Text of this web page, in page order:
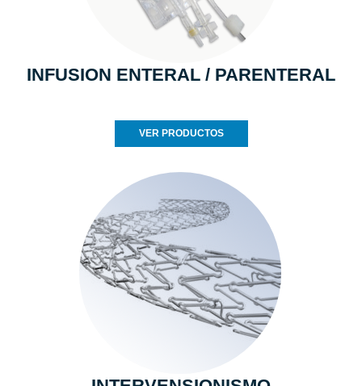
INFUSION ENTERAL / PARENTERAL
VER PRODUCTOS